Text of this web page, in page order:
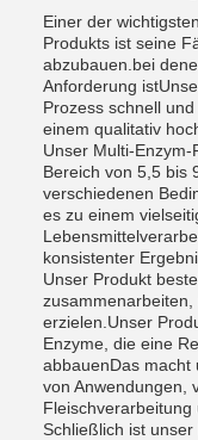
Einer der
Produkts ist seine
abzubauen.bei
Anforderung
Prozess schnell
einem qualitativ
Unser Multi-
Bereich von 5,5 bis
verschiedenen
es zu einem
konsistenter
Unser Produkt
erzielen.Unser
Enzyme, die eine
abbauenDas macht
von Anwendungen,
Fleischverarbeitung
Schließlich ist